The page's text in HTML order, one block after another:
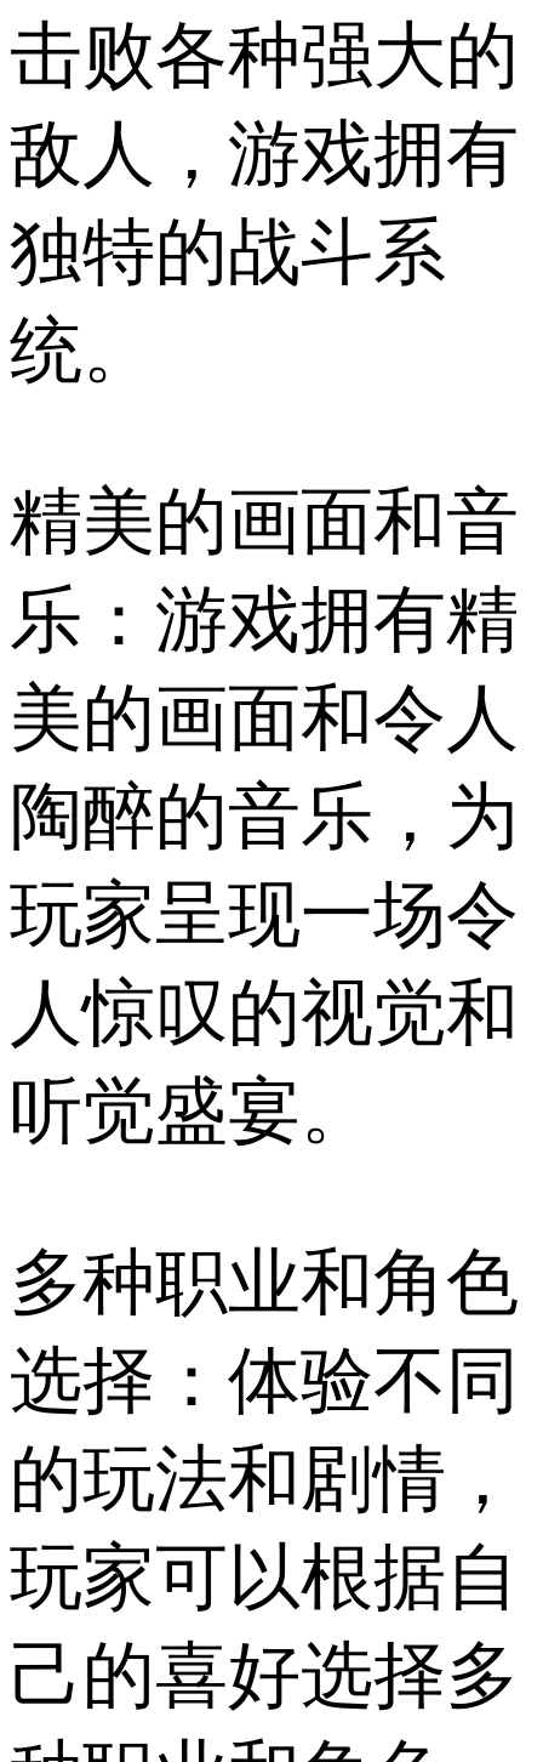
击败各种强大的
敌人，游戏拥有
独特的战斗系
统。
精美的画面和音
乐：游戏拥有精
美的画面和令人
陶醉的音乐，为
玩家呈现一场令
人惊叹的视觉和
听觉盛宴。
多种职业和角色
选择：体验不同
的玩法和剧情，
玩家可以根据自
己的喜好选择多